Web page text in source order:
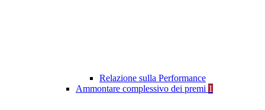
Relazione sulla Performance
Ammontare complessivo dei premi 1